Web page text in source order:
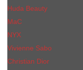
Huda Beauty
МаС
NYX
Vivienne Sabo
Сhristiаn Diоr